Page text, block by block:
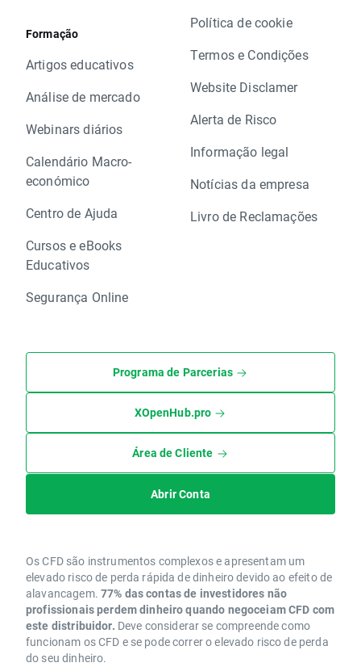
Formação
Artigos educativos
Análise de mercado
Webinars diários
Calendário Macro-
económico
Centro de Ajuda
Cursos e eBooks
Educativos
Segurança Online
Política de cookie
Termos e Condições
Website Disclamer
Alerta de Risco
Informação legal
Notícias da empresa
Livro de Reclamações
Programa de Parcerias
XOpenHub.pro
Área de Cliente
Abrir Conta
Os CFD são instrumentos complexos e apresentam um
elevado risco de perda rápida de dinheiro devido ao efeito de
alavancagem. 77% das contas de investidores não
profissionais perdem dinheiro quando negoceiam CFD com
este distribuidor. Deve considerar se compreende como
funcionam os CFD e se pode correr o elevado risco de perda
do seu dinheiro.